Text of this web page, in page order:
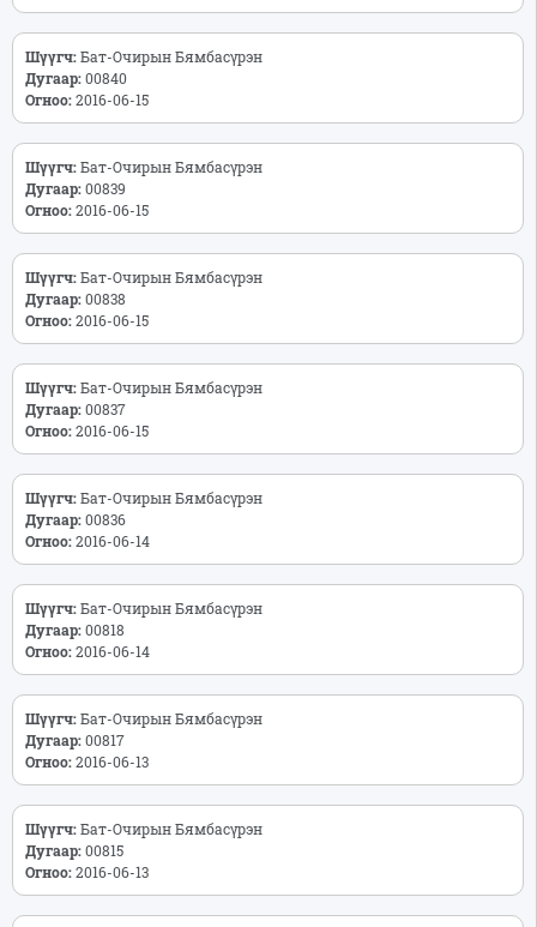
Шүүгч:Бат-Очирын Бямбасүрэн
Дугаар:00840
Огноо:2016-06-15
Шүүгч:Бат-Очирын Бямбасүрэн
Дугаар:00839
Огноо:2016-06-15
Шүүгч:Бат-Очирын Бямбасүрэн
Дугаар:00838
Огноо:2016-06-15
Шүүгч:Бат-Очирын Бямбасүрэн
Дугаар:00837
Огноо:2016-06-15
Шүүгч:Бат-Очирын Бямбасүрэн
Дугаар:00836
Огноо:2016-06-14
Шүүгч:Бат-Очирын Бямбасүрэн
Дугаар:00818
Огноо:2016-06-14
Шүүгч:Бат-Очирын Бямбасүрэн
Дугаар:00817
Огноо:2016-06-13
Шүүгч:Бат-Очирын Бямбасүрэн
Дугаар:00815
Огноо:2016-06-13